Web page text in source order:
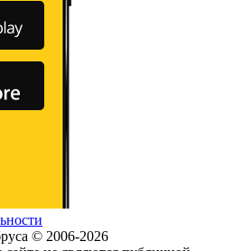
© 2006-2026